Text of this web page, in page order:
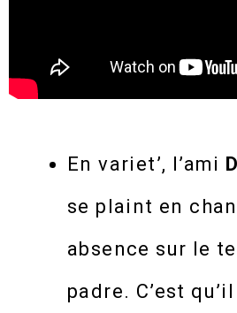
En variet’, l’ami
se plaint en
absence sur le
padre. C’est